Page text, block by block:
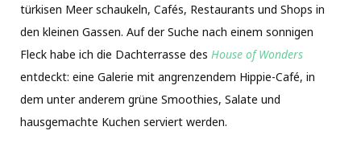
türkisen Meer schaukeln, Cafés, Restaurants und Shops in
den kleinen Gassen. Auf der Suche nach einem sonnigen
Fleck habe ich die Dachterrasse des House of Wonders
entdeckt: eine Galerie mit angrenzendem Hippie-Café, in
dem unter anderem grüne Smoothies, Salate und
hausgemachte Kuchen serviert werden.